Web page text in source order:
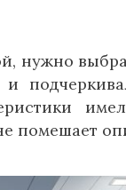
нужно
помешает